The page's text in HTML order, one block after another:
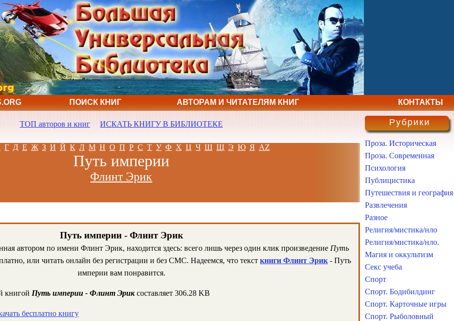
ПОИСК КНИГ АВТОРАМ И ЧИТАТЕЛЯМ КНИГ КОНТАКТЫ
ТОП авторов и книг ИСКАТЬ КНИГУ В БИБЛИОТЕКЕ
Г Д Е Ж З И Й К Л М Н О П Р С Т У Ф Х Ц Ч Ш Щ Э Ю Я AZ
Путь империи
Флинт Эрик
Путь империи - Флинт Эрик
автором по имени Флинт Эрик, находится здесь: всего лишь через один клик произведение Путь
или читать онлайн без регистрации и без СМС. Надеемся, что текст книги Флинт Эрик - Путь
империи вам понравится.
книгой Путь империи - Флинт Эриксоставляет 306.28 KB
бесплатно книгу
Рубрики
Проза. Историческая
Проза. Современная
Психология
Публицистика
Путешествия и география
Развлечения
Разное
Религия/мистика/нло
Религия/мистика/нло.
Магия и оккультизм
Секс учеба
Спорт
Спорт. Бодибилдинг
Спорт. Карточные игры
Спорт. Рыболовный